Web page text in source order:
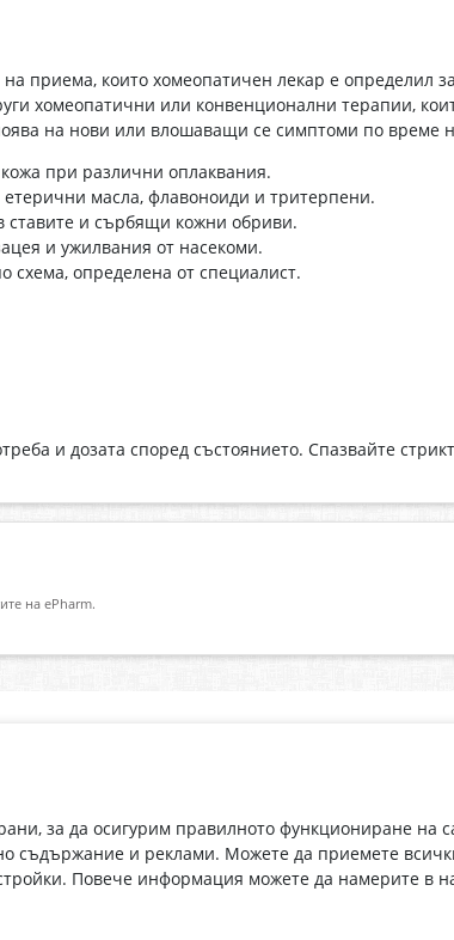
приема, които хомеопатичен лекар е определил
хомеопатични или конвенционални терапии,
на нови или влошаващи се симптоми по време
при различни оплаквания.
масла, флавоноиди и тритерпени.
и сърбящи кожни обриви.
и ужилвания от насекоми.
определена от специалист.
и дозата според състоянието. Спазвайте
на ePharm.
С абонамента се съгласявам сПолитиката за лични данни .
за да осигурим правилното функциониране на
съдържание и реклами. Можете да приемете
Повече информация можете да намерите в